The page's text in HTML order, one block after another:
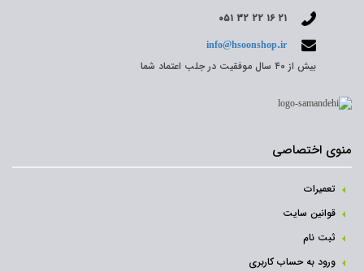
۰۵۱ ۳۲ ۲۲ ۱۶ ۲۱
info@hsoonshop.ir
بیش از ۴۰ سال موفقیت در جلب اعتماد شما
منوی اختصاصی
تعمیرات
قوانین سایت
ثبت نام‌
ورود به حساب کاربری